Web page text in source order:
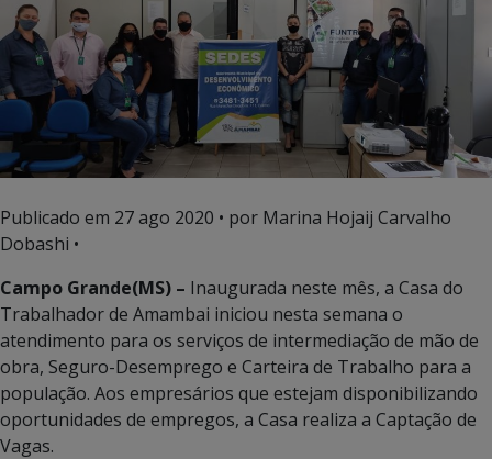
Publicado em 27 ago 2020 • por Marina Hojaij Carvalho
Dobashi •
Campo Grande(MS) – Inaugurada neste mês, a Casa do
Trabalhador de Amambai iniciou nesta semana o
atendimento para os serviços de intermediação de mão de
obra, Seguro-Desemprego e Carteira de Trabalho para a
população. Aos empresários que estejam disponibilizando
oportunidades de empregos, a Casa realiza a Captação de
Vagas.